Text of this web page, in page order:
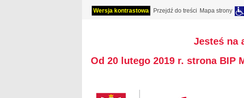
Wersja kontrastowa Przejdź do treści Mapa strony
Jesteś na
Od 20 lutego 2019 r. strona BIP